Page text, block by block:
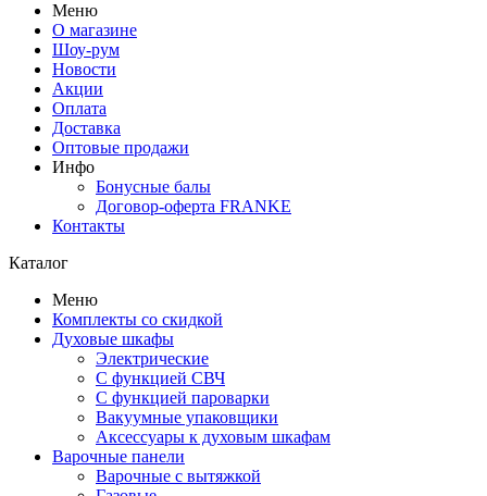
Меню
О магазине
Шоу-рум
Новости
Акции
Оплата
Доставка
Оптовые продажи
Инфо
Бонусные балы
Договор-оферта FRANKE
Контакты
Каталог
Меню
Комплекты со скидкой
Духовые шкафы
Электрические
С функцией СВЧ
С функцией пароварки
Вакуумные упаковщики
Аксессуары к духовым шкафам
Варочные панели
Варочные с вытяжкой